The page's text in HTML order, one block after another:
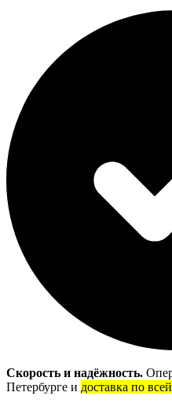
Скорость и надёжность.
Петербурге и доставка по